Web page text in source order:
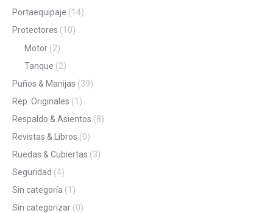
Portaequipaje (14)
Protectores (10)
Motor (2)
Tanque (2)
Puños & Manijas (39)
Rep. Originales (1)
Respaldo & Asientos (8)
Revistas & Libros (0)
Ruedas & Cubiertas (3)
Seguridad (4)
Sin categoría (1)
Sin categorizar (0)